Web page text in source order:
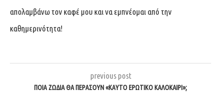
απολαμβάνω τον καφέ μου και να εμπνέομαι από την
καθημερινότητα!
previous post
ΠΟΙΑ ΖΏΔΙΑ ΘΑ ΠΕΡΆΣΟΥΝ «ΚΑΥΤΌ ΕΡΩΤΙΚΌ ΚΑΛΟΚΑΊΡΙ»;